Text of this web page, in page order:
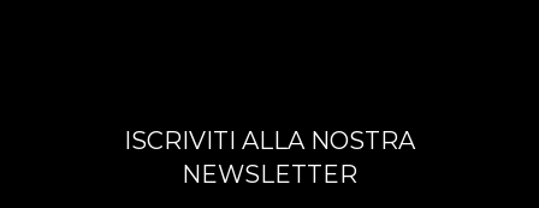
ISCRIVITI ALLA NOSTRA
NEWSLETTER